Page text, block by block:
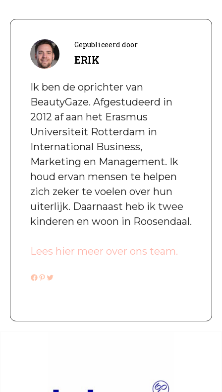
Gepubliceerd door
ERIK
Ik ben de oprichter van
BeautyGaze. Afgestudeerd in
2012 af aan het Erasmus
Universiteit Rotterdam in
International Business,
Marketing en Management. Ik
houd ervan mensen te helpen
zich zeker te voelen over hun
uiterlijk. Daarnaast heb ik twee
kinderen en woon in Roosendaal.
Lees hier meer over ons team.
Facebook
Pinterest
Twitter